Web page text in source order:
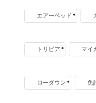
エアーベッド
トリビア
マイ
ローダウン
免